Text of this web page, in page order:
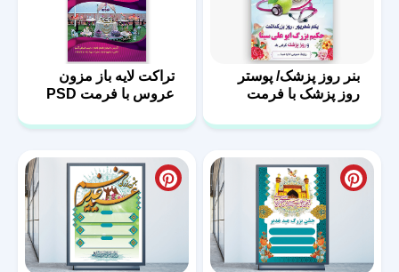
بنر روز پزشک/ پوستر
روز پزشک با فرمت
تراکت لایه باز مزون
عروس با فرمت PSD